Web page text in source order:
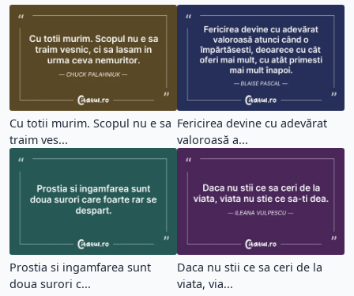
Cu totii murim. Scopul nu e sa
traim ves...
Fericirea devine cu adevărat
valoroasă a...
Prostia si ingamfarea sunt
doua surori c...
Daca nu stii ce sa ceri de la
viata, via...